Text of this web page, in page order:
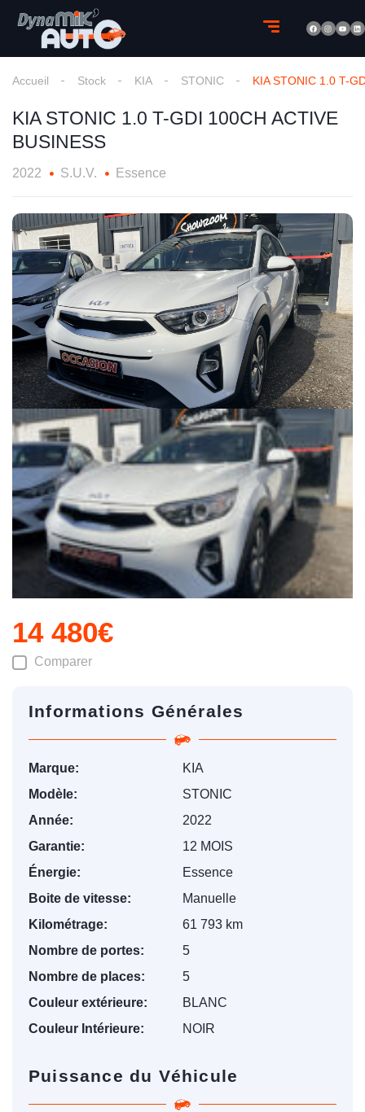
Accueil Stock KIA STONIC KIA STONIC 1.0 T-
KIA STONIC 1.0 T-GDI 100CH ACTIVE
BUSINESS
2022 S.U.V. Essence
14 480€
Comparer
Informations Générales
Marque:
KIA
Modèle:
STONIC
Année:
2022
Garantie:
12 MOIS
Énergie:
Essence
Boite de vitesse:
Manuelle
Kilométrage:
61 793 km
Nombre de portes:
5
Nombre de places:
5
Couleur extérieure:
BLANC
Couleur Intérieure:
NOIR
Puissance du Véhicule